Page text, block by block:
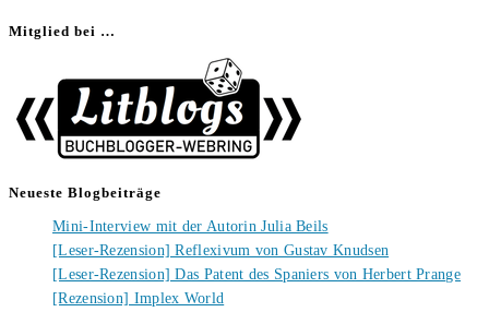
Mitglied bei …
Neueste Blogbeiträge
Mini-Interview mit der Autorin Julia Beils
[Leser-Rezension] Reflexivum von Gustav Knudsen
[Leser-Rezension] Das Patent des Spaniers von Herbert Prange
[Rezension] Implex World